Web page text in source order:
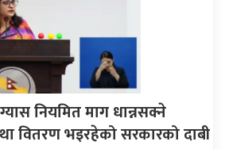
नियमित माग धान्नसक्ने
वितरण भइरहेको सरकारको दाबी